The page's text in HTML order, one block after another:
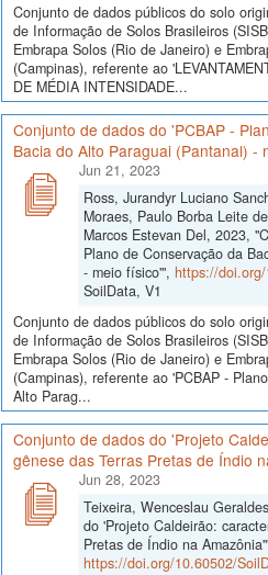
Conjunto de dados públicos do solo
de Informação de Solos Brasileiros
Embrapa Solos (Rio de Janeiro) e
(Campinas), referente ao
DE MÉDIA INTENSIDADE...
Conjunto de dados do 'PCBAP -
Bacia do Alto Paraguai (Pantanal) -
Jun 21, 2023
Ross, Jurandyr Luciano
Moraes, Paulo Borba Leite
Marcos Estevan Del, 2023,
Plano de Conservação da
- meio físico'", https://
SoilData, V1
Conjunto de dados públicos do solo
de Informação de Solos Brasileiros
Embrapa Solos (Rio de Janeiro) e
(Campinas), referente ao 'PCBAP -
Alto Parag...
Conjunto de dados do 'Projeto
gênese das Terras Pretas de Índio
Jun 28, 2023
Teixeira, Wenceslau
do 'Projeto Caldeirão:
Pretas de Índio na
https://doi.org/10.60502/